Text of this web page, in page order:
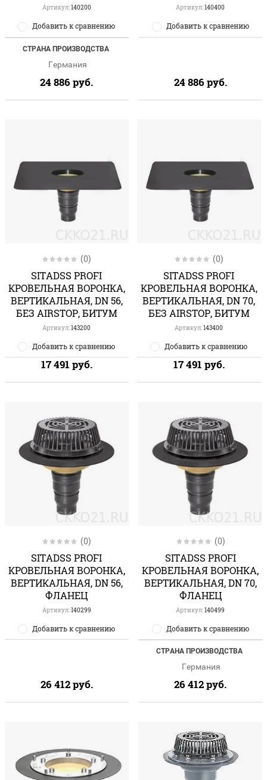
Артикул:140200
Добавить к сравнению
СТРАНА ПРОИЗВОДСТВА
Германия
24 886 руб.
Артикул:140400
Добавить к сравнению
24 886 руб.
(0)
SITADSS PROFI
КРОВЕЛЬНАЯ ВОРОНКА,
ВЕРТИКАЛЬНАЯ, DN 56,
БЕЗ AIRSTOP, БИТУМ
Артикул:143200
Добавить к сравнению
17 491 руб.
(0)
SITADSS PROFI
КРОВЕЛЬНАЯ ВОРОНКА,
ВЕРТИКАЛЬНАЯ, DN 70,
БЕЗ AIRSTOP, БИТУМ
Артикул:143400
Добавить к сравнению
17 491 руб.
(0)
SITADSS PROFI
КРОВЕЛЬНАЯ ВОРОНКА,
ВЕРТИКАЛЬНАЯ, DN 56,
ФЛАНЕЦ
Артикул:140299
Добавить к сравнению
26 412руб.
(0)
SITADSS PROFI
КРОВЕЛЬНАЯ ВОРОНКА,
ВЕРТИКАЛЬНАЯ, DN 70,
ФЛАНЕЦ
Артикул:140499
Добавить к сравнению
СТРАНА ПРОИЗВОДСТВА
Германия
26 412руб.